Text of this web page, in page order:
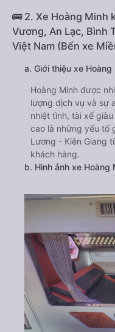
🚌 2. Xe Hoàng Minh
Vương, An Lạc, Bình
Việt Nam (Bến xe
a. Giới thiệu xe Hoàng
Hoàng Minh được
lượng dịch vụ và sự
nhiệt tình, tài xế
cao là những yếu tố
Lương - Kiên Giang
khách hàng.
b. Hình ảnh xe Hoàng